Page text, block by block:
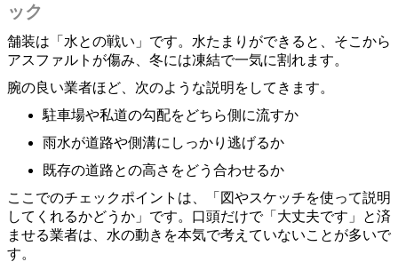
ック
舗装は「水との戦い」です。水たまりができると、そこから
アスファルトが傷み、冬には凍結で一気に割れます。
腕の良い業者ほど、次のような説明をしてきます。
駐車場や私道の勾配をどちら側に流すか
雨水が道路や側溝にしっかり逃げるか
既存の道路との高さをどう合わせるか
ここでのチェックポイントは、「図やスケッチを使って説明
してくれるかどうか」です。口頭だけで「大丈夫です」と済
ませる業者は、水の動きを本気で考えていないことが多いで
す。